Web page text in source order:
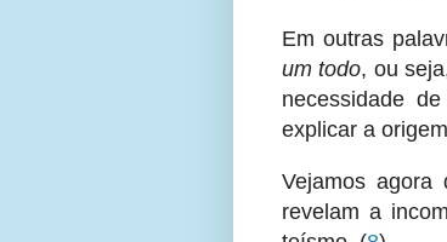
Em outras
um todo, ou
necessidade
explicar a
Vejamos
revelam a